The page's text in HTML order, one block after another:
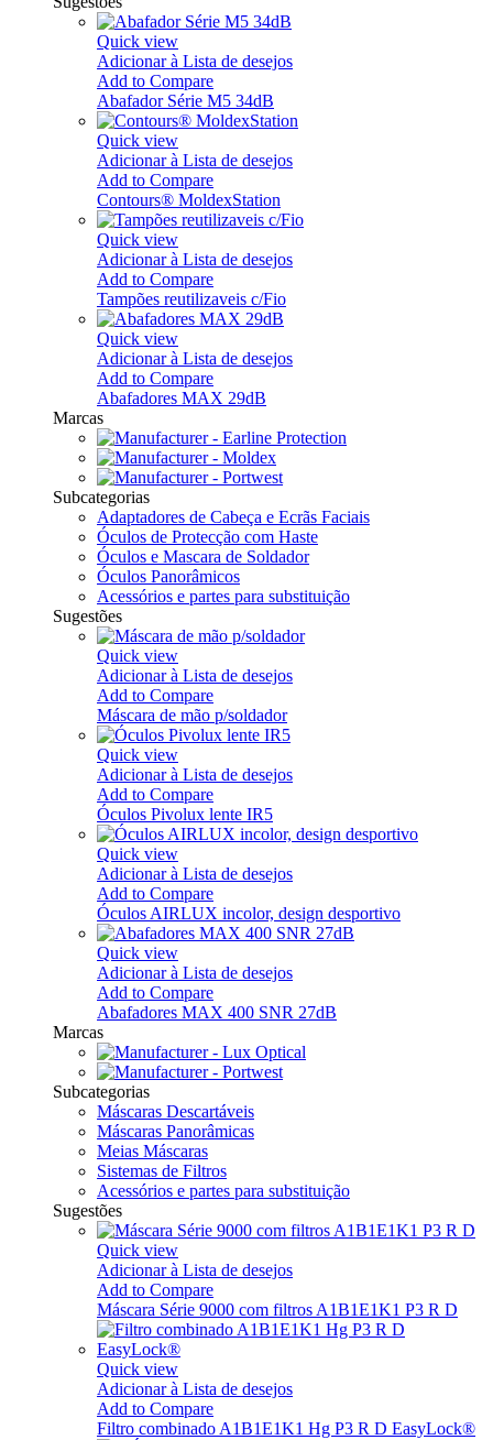
Quick view
Adicionar à Lista de desejos
Add to Compare
Abafador Série M5 34dB
Quick view
Adicionar à Lista de desejos
Add to Compare
Contours® MoldexStation
Quick view
Adicionar à Lista de desejos
Add to Compare
Tampões reutilizaveis c/Fio
Quick view
Adicionar à Lista de desejos
Add to Compare
Abafadores MAX 29dB
Marcas
Subcategorias
Adaptadores de Cabeça e Ecrãs Faciais
Óculos de Protecção com Haste
Óculos e Mascara de Soldador
Óculos Panorâmicos
Acessórios e partes para substituição
Sugestões
Quick view
Adicionar à Lista de desejos
Add to Compare
Máscara de mão p/soldador
Quick view
Adicionar à Lista de desejos
Add to Compare
Óculos Pivolux lente IR5
Quick view
Adicionar à Lista de desejos
Add to Compare
Óculos AIRLUX incolor, design desportivo
Quick view
Adicionar à Lista de desejos
Add to Compare
Abafadores MAX 400 SNR 27dB
Marcas
Subcategorias
Máscaras Descartáveis
Máscaras Panorâmicas
Meias Máscaras
Sistemas de Filtros
Acessórios e partes para substituição
Sugestões
Quick view
Adicionar à Lista de desejos
Add to Compare
Máscara Série 9000 com filtros A1B1E1K1 P3 R D
Quick view
Adicionar à Lista de desejos
Add to Compare
Filtro combinado A1B1E1K1 Hg P3 R D EasyLock®